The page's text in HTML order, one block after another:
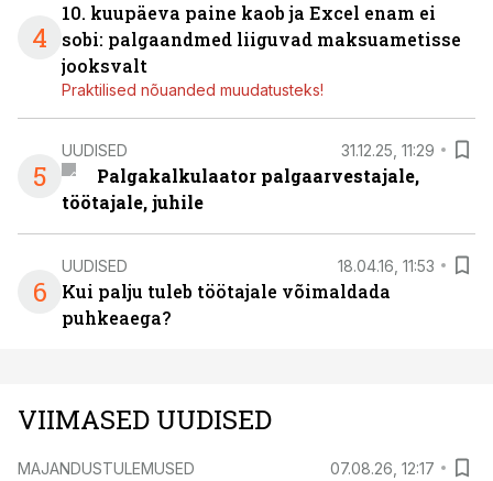
4
10. kuupäeva paine kaob ja Excel enam ei
sobi: palgaandmed liiguvad maksuametisse
jooksvalt
Praktilised nõuanded muudatusteks!
5
UUDISED 31.12.25, 11:29
Palgakalkulaator palgaarvestajale,
töötajale, juhile
6
UUDISED 18.04.16, 11:53
Kui palju tuleb töötajale võimaldada
puhkeaega?
VIIMASED UUDISED
MAJANDUSTULEMUSED 07.08.26, 12:17